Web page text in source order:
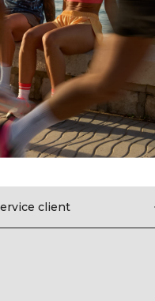
client